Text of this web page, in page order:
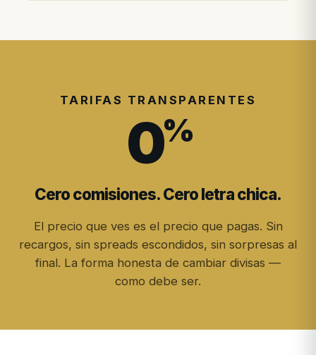
TARIFAS TRANSPARENTES
0%
Cero comisiones. Cero letra chica.
El precio que ves es el precio que pagas. Sin
recargos, sin spreads escondidos, sin sorpresas al
final. La forma honesta de cambiar divisas —
como debe ser.